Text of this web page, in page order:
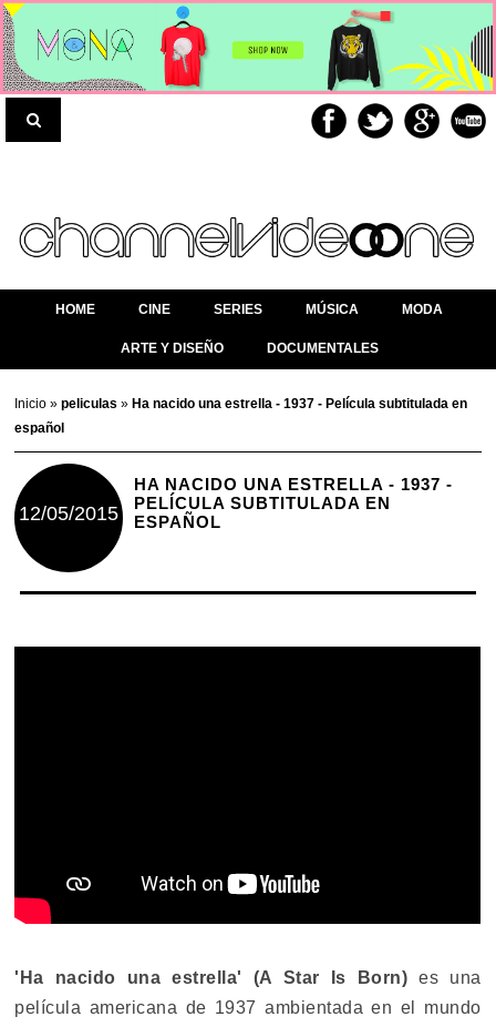
HOME CINE SERIES MÚSICA MODA
ARTE Y DISEÑO DOCUMENTALES
Inicio»peliculas» Ha nacido una estrella - 1937 - Película subtitulada en
español
12/05/2015
HA NACIDO UNA ESTRELLA - 1937 -
PELÍCULA SUBTITULADA EN
ESPAÑOL
'Ha nacido una estrella' (A Star Is Born) es una
película americana de 1937 ambientada en el mundo